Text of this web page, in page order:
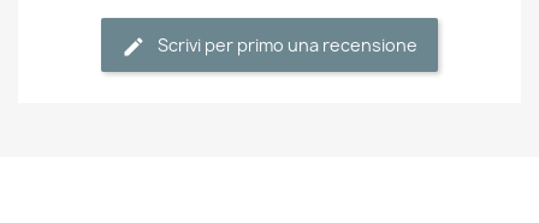
Scrivi per primo una recensione